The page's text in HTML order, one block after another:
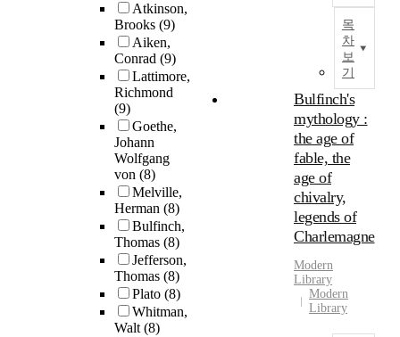
Atkinson,
Brooks (9)
Aiken,
Conrad (9)
Lattimore,
Richmond
(9)
Goethe,
Johann
Wolfgang
von (8)
Melville,
Herman (8)
Bulfinch,
Thomas (8)
Jefferson,
Thomas (8)
Plato (8)
Whitman,
Walt(8)
목
차
보
기
Bulfinch's
mythology :
the age of
fable, the
age of
chivalry,
legends of
Charlemagne
Modern
Library
Modern
Library